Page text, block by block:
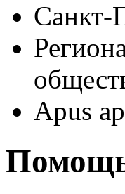
Санкт-
Apus